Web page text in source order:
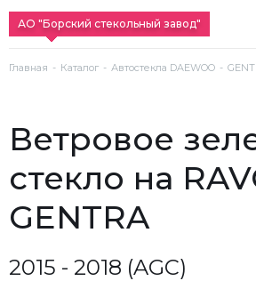
АО "Борский стекольный завод"
Главная Каталог Автостекла DAEWOO
ветровое зеленое
стекло на
GENTRA
2015 - 2018 (AGC)